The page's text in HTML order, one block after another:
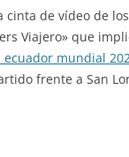
cinta de vídeo de
Viajero» que
ecuador mundial
frente a San